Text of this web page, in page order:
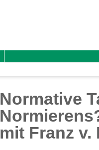
Normative
mit Franz